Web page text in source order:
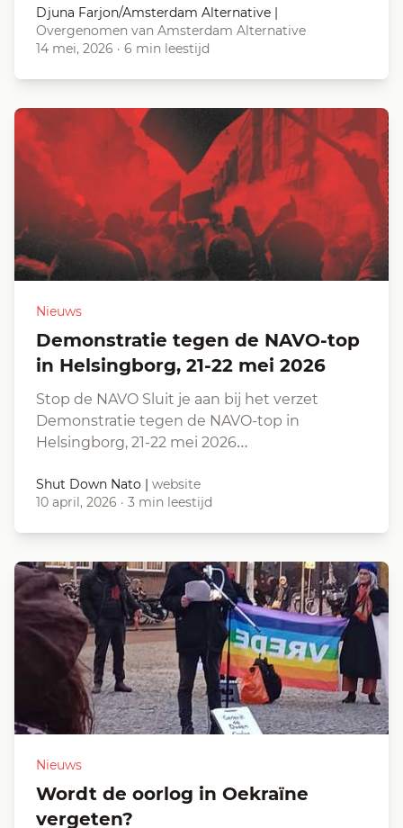
Djuna Farjon/Amsterdam Alternative |
Overgenomen van Amsterdam Alternative
14 mei, 2026 · 6 min leestijd
Nieuws
Demonstratie tegen de NAVO-top
in Helsingborg, 21-22 mei 2026
Stop de NAVO Sluit je aan bij het verzet
Demonstratie tegen de NAVO-top in
Helsingborg, 21-22 mei 2026…
Shut Down Nato | website
10 april, 2026 · 3 min leestijd
Nieuws
Wordt de oorlog in Oekraïne
vergeten?